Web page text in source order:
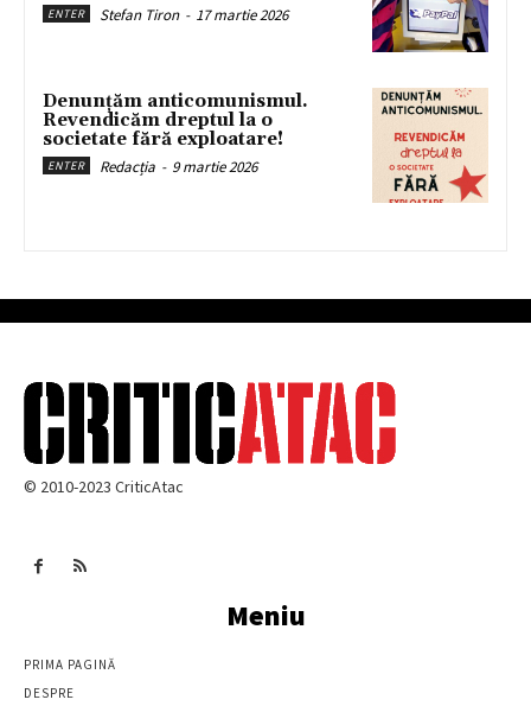
ENTER Stefan Tiron - 17 martie 2026
Denunțăm anticomunismul.
Revendicăm dreptul la o
societate fără exploatare!
ENTER Redacția - 9 martie 2026
© 2010-2023 CriticAtac
Meniu
PRIMA PAGINĂ
DESPRE